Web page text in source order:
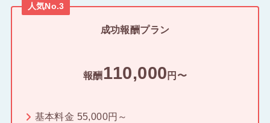
人気No.3
成功報酬プラン
報酬 110,000 円〜
基本料金 55,000円～